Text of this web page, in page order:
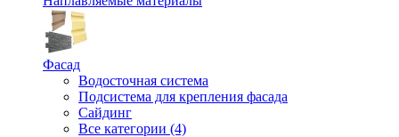
Фасад
Водосточная система
Подсистема для крепления фасада
Сайдинг
Все категории (4)